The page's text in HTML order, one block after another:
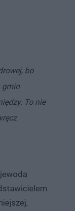
bo
gmin
To nie